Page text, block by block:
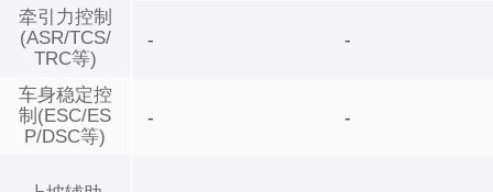
牵引力控制
(ASR/TCS/
TRC等)
车身稳定控
制(ESC/ES
P/DSC等)
- -
- -